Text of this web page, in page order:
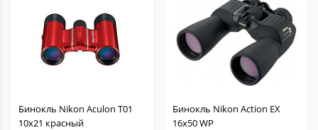
Бинокль Nikon Aculon T01
10x21 красный
Бинокль Nikon Action EX
16x50 WP